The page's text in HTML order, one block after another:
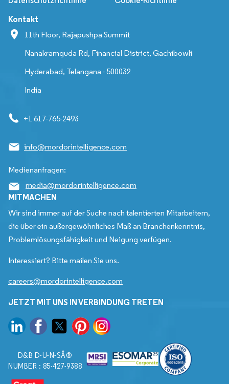
Kontakt
11th Floor, Rajapushpa Summit
Nanakramguda Rd, Financial District, Gachibowli
Hyderabad, Telangana - 500032
India
+1 617-765-2493
info@mordorintelligence.com
Medienanfragen:
media@mordorintelligence.com
MITMACHEN
Wir sind immer auf der Suche nach talentierten Mitarbeitern,
die über ein außergewöhnliches Maß an Branchenkenntnis,
Problemlösungsfähigkeit und Neigung verfügen.
Interessiert? Bitte mailen Sie uns.
careers@mordorintelligence.com
JETZT MIT UNS IN VERBINDUNG TRETEN
D&B D-U-N-SÂ®
NUMBER : 85-427-9388